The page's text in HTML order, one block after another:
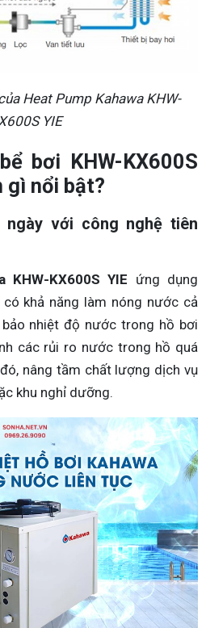
Heat Pump Kahawa KHW-
YIE
bơi KHW-KX600S
gì nổi bật?
ngày với công nghệ tiên
KHW-KX600S YIE ứng dụng
khả năng làm nóng nước cả
nhiệt độ nước trong hồ bơi
các rủi ro nước trong hồ quá
nâng tầm chất lượng dịch vụ
khu nghỉ dưỡng.